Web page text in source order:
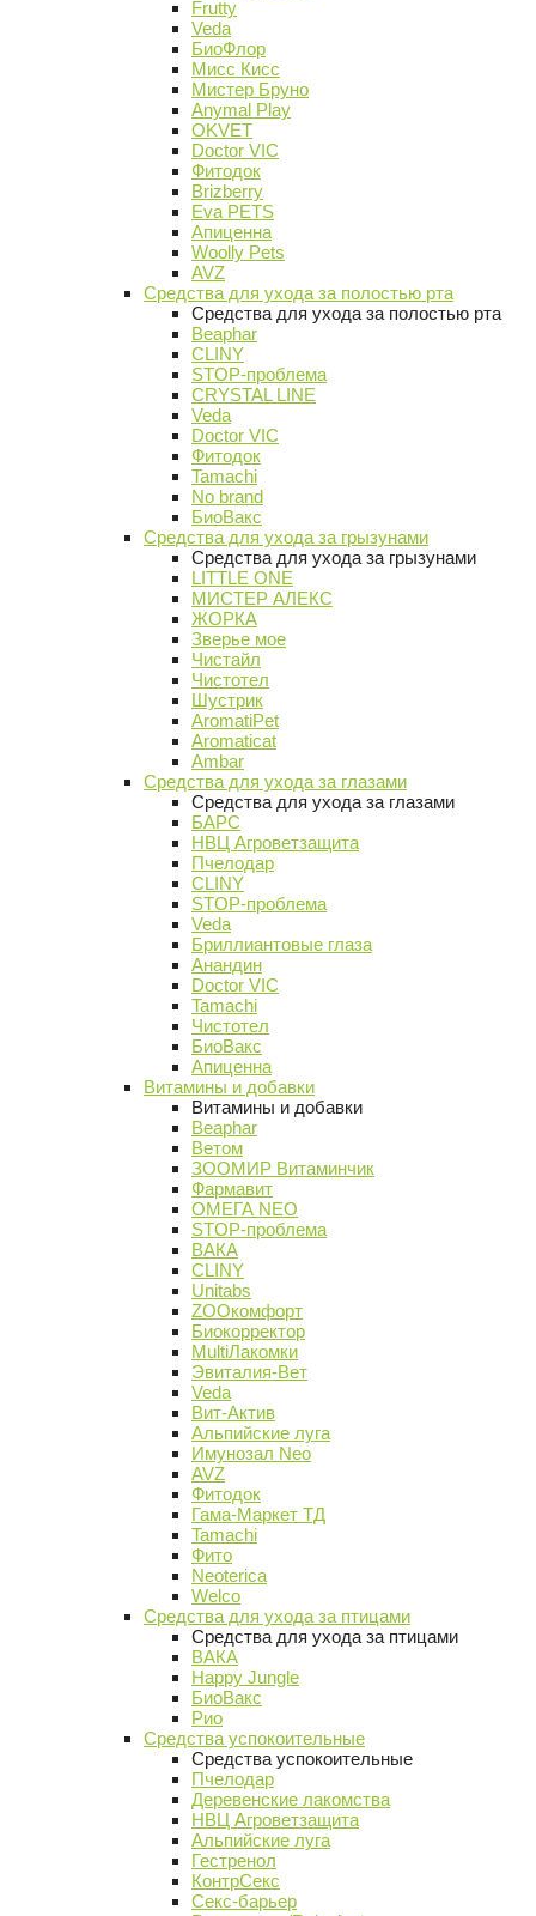
Frutty
Veda
БиоФлор
Мисс Кисс
Мистер Бруно
Anymal Play
OKVET
Doctor VIC
Фитодок
Brizberry
Eva PETS
Апиценна
Woolly Pets
AVZ
Средства для ухода за полостью рта
Средства для ухода за полостью рта
Beaphar
CLINY
STOP-проблема
CRYSTAL LINE
Veda
Doctor VIC
Фитодок
Tamachi
No brand
БиоВакс
Средства для ухода за грызунами
Средства для ухода за грызунами
LITTLE ONE
МИСТЕР АЛЕКС
ЖОРКА
Зверье мое
Чистайл
Чистотел
Шустрик
AromatiPet
Aromaticat
Ambar
Средства для ухода за глазами
Средства для ухода за глазами
БАРС
НВЦ Агроветзащита
Пчелодар
CLINY
STOP-проблема
Veda
Бриллиантовые глаза
Анандин
Doctor VIC
Tamachi
Чистотел
БиоВакс
Апиценна
Витамины и добавки
Витамины и добавки
Beaphar
Ветом
ЗООМИР Витаминчик
Фармавит
ОМЕГА NEO
STOP-проблема
ВАКА
CLINY
Unitabs
ZOOкомфорт
Биокорректор
MultiЛакомки
Эвиталия-Вет
Veda
Вит-Актив
Альпийские луга
Имунозал Neo
AVZ
Фитодок
Гама-Маркет ТД
Tamachi
Фито
Neoterica
Welco
Средства для ухода за птицами
Средства для ухода за птицами
ВАКА
Happy Jungle
БиоВакс
Рио
Средства успокоительные
Средства успокоительные
Пчелодар
Деревенские лакомства
НВЦ Агроветзащита
Альпийские луга
Гестренол
КонтрСекс
Секс-барьер